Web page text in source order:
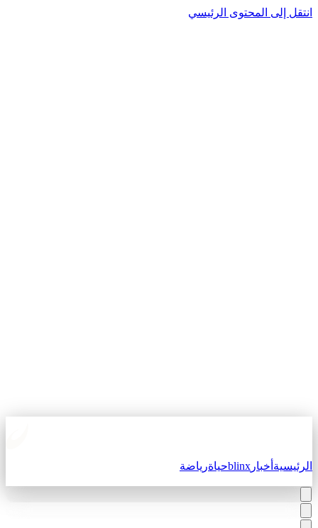
إلى المحتوى الرئيسي
أخبارblinxحياةرياضة